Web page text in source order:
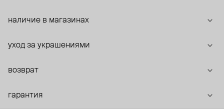
наличие в магазинах
уход за украшениями
возврат
гарантия